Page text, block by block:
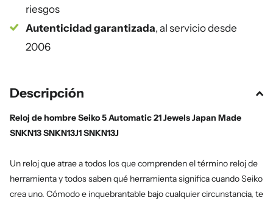
riesgos
Autenticidad garantizada, al servicio desde
2006
Descripción
Reloj de hombre Seiko 5 Automatic 21 Jewels Japan Made
SNKN13 SNKN13J1 SNKN13J
Un reloj que atrae a todos los que comprenden el término reloj de
herramienta y todos saben qué herramienta significa cuando Seiko
crea uno. Cómodo e inquebrantable bajo cualquier circunstancia, te